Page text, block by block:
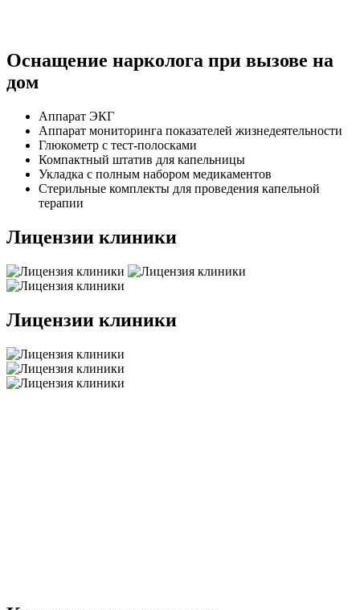
Оснащение нарколога при вызове на
дом
Аппарат ЭКГ
Аппарат мониторинга показателей жизнедеятельности
Глюкометр с тест-полосками
Компактный штатив для капельницы
Укладка с полным набором медикаментов
Стерильные комплекты для проведения капельной
терапии
Лицензии клиники
Лицензии клиники